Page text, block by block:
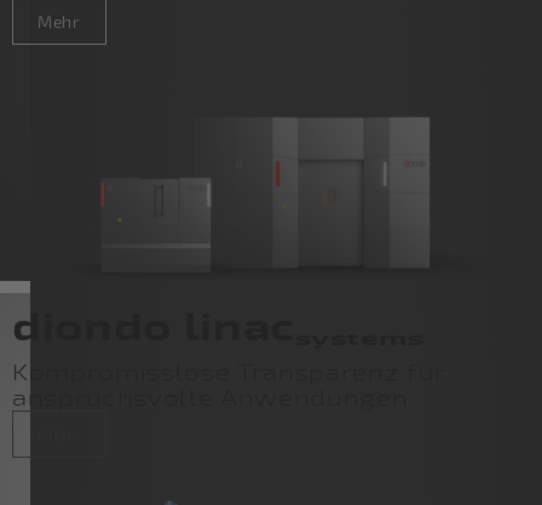
Mehr
diondo linac
Kompromisslose Transparenz für
anspruchsvolle Anwendungen